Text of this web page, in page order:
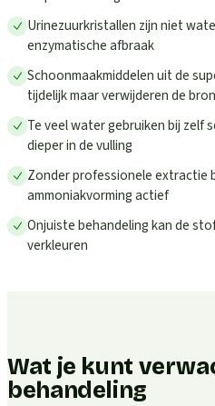
Urinezuurkristallen zijn niet
enzymatische afbraak
Schoonmaakmiddelen uit de
tijdelijk maar verwijderen de
Te veel water gebruiken bij zelf
dieper in de vulling
Zonder professionele extractie
ammoniakvorming actief
Onjuiste behandeling kan de
verkleuren
Wat je kunt
behandeling